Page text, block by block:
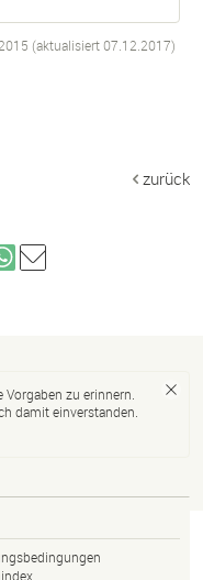
(aktualisiert07.12.2017)
zurück
zu erinnern.
damit einverstanden.